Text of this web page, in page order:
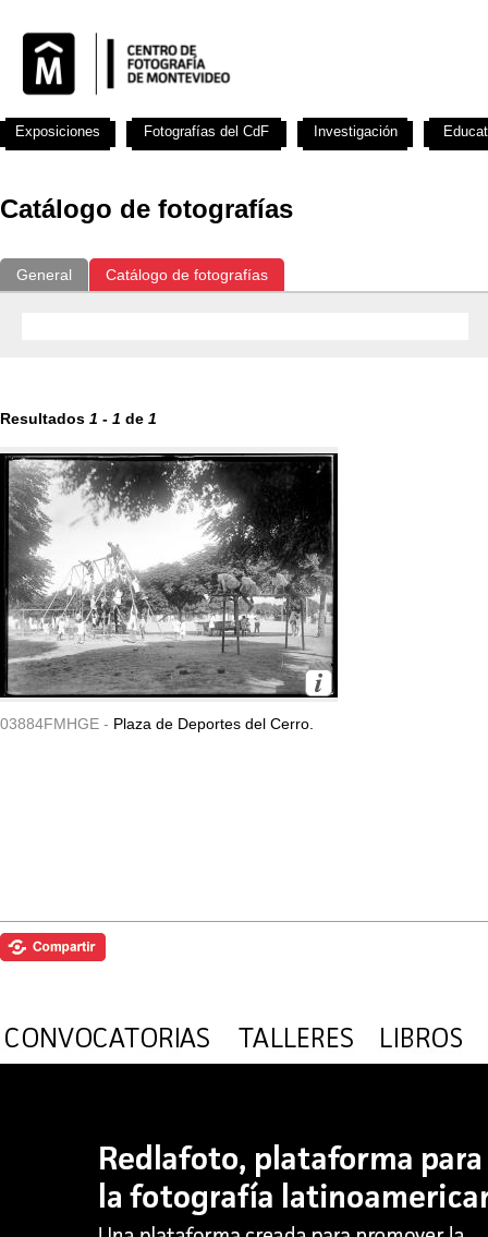
Catálogo de fotografías
General Catálogo de fotografías
Resultados 1 - 1 de 1
03884FMHGE - Plaza de Deportes del Cerro.
Exposiciones Fotografías del CdF Investigación